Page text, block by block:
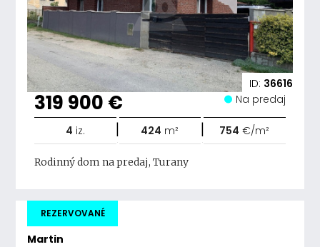
ID: 36616
319 900 € Na predaj
4 iz. | 424 m² | 754 €/m²
Rodinný dom na predaj, Turany
Martin
REZERVOVANÉ